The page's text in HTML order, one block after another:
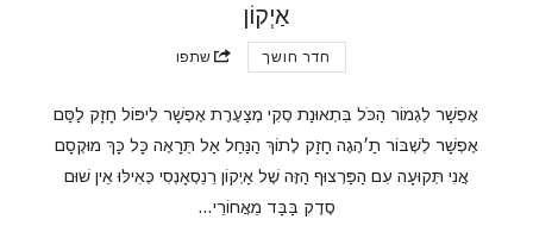
אַיְקוֹן
חדר חושך שתפו
אֶפְשָׁר לִגְמוֹר הַכֹּל בִּתְאוּנַת סְקִי מְצַעֶרֶת אֶפְשָׁר לִיפּוֹל חָזָק לַסַּם
אֶפְשָׁר לִשְׁבּוֹר תַ׳הֶגֶה חָזָק לְתוֹךְ הַנַּחַל אַל תֵּרָאֶה כָּל כָּךְ מוּקְסָם
אֲנִי תְּקוּעָה עִם הַפַּרְצוּף הַזֶּה שֶׁל אַיְקוֹן רֵנֵסְאָנְסִי כְּאִילּוּ אֵין שׁוּם
סֶדֶק בַּבַּד מֵאֲחוֹרֵי…